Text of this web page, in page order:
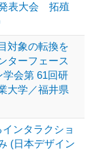
表大会 拓殖
対象の転換を
ターフェース
会第 61回研
大学／福井県
ンタラクショ
(日本デザイン